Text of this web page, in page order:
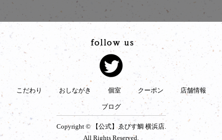
こだわり おしながき 個室 クーポン 店舗情報
ブログ
Copyright © 【公式】ゑびす鯛 横浜店.
All Rights Reserved.